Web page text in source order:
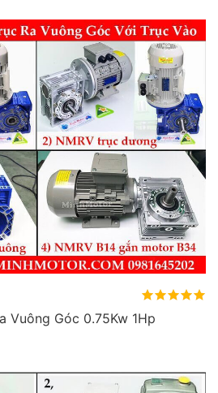
Vuông Góc 0.75Kw 1Hp